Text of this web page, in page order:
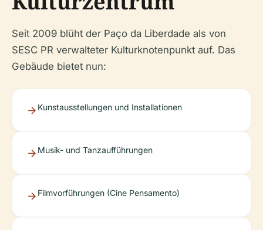
Seit 2009 blüht der Paço da Liberdade als von
SESC PR verwalteter Kulturknotenpunkt auf. Das
Gebäude bietet nun:
Kunstausstellungen und Installationen
Musik- und Tanzaufführungen
Filmvorführungen (Cine Pensamento)